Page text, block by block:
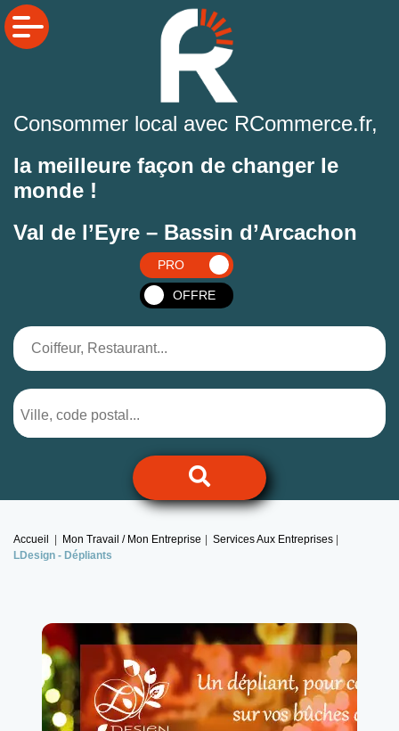
Consommer local avec RCommerce.fr,
la meilleure façon de changer le
monde !
Val de l’Eyre – Bassin d’Arcachon
PRO
OFFRE
Accueil Mon Travail / Mon Entreprise
Services Aux Entreprises
LDesign - Dépliants